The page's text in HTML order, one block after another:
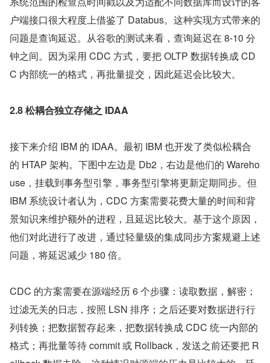
户端接口很大程度上借鉴了 Databus。这种实现方式带来的
问题是查询延迟。从谷歌的测试来看，查询延迟在 8-10 分
钟之间。因为采用 CDC 方式，要把 OLTP 数据转换成 CD
C 内部统一的格式，再批量提交，因此延迟会比较大。
2.8 松耦合独立存储之 IDAA
接下来介绍 IBM 的 IDAA。最初 IBM 也开发了类似松耦合
的 HTAP 架构。下图中左边是 Db2，右边是他们的 Wareho
use，挂载到事务型引擎，事务型引擎将更新定期同步。但
IBM 系统设计者认为，CDC 方案需要花费大量的时间和背
景知识来维护额外的进程，且延迟比较大。基于这个原因，
他们对此进行了改进，通过轻量级的集成同步方案规避上述
问题，将延迟减少 180 倍。
CDC 的方案需要在源端经历 6 个步骤：读取数据，解密；
过滤无关的日志，按照 LSN 排序；之后还要对数据进行行
列转换；把数据暂存起来，把数据转换成 CDC 统一内部的
格式；再批量等待 commit 或 Rollback，发送之前还要把 R